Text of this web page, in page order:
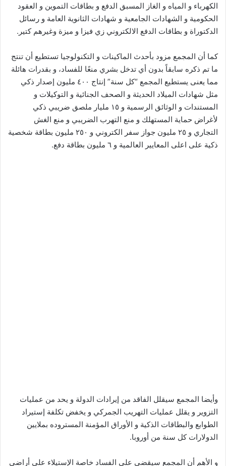
الكهرباء و المياه و الغاز المسبق الدفع و بطاقات التموين و العقود
الحكومية و الشهادات الجامعية و شهادات الثانوية العامة و رسائل
الدكتوراة و بطاقات الدفع الالكتروني زي فيزا و ميزة وغيرهم كتير.
كما أن المجمع مزود بأحدث الماكينات و التكنولوجيا تستطيع أن تنتج
ما تم ذكره سابقاً بدون أي تدخل بشري منعًا للفساد، و بقدرات هائلة
مما يعنى يستطيع المجمع “كل سنة” إنتاج ٤٠٠ مليون إصدار ذكي
مثل شهادات الميلاد الحديثة و الصحف الجنائية و التوكيلات و
المستندات و الوثائق الرسمية و ١٥ مليار ملصق ضريبي ذكي
لأغراض حماية المستهلك و منع التهرب الضريبي و منع الغش
التجاري و ٢٥ مليون جواز سفر الكتروني و ٢٥٠ مليون بطاقة شخصية
ذكية على اعلى المعايير العالمية و ٦ مليون بطاقة دفع.
وأيضا المجمع سيقلل الفاقد من إيرادات الدولة و يحد من عمليات
التزوير و يقلل عمليات التهريب الجمركي و يخفض تكلفة إستيراد
الطوابع والبطاقات الذكية و الأوراق المؤمنة المستروده بملايين
الدولارات كل سنة من أوروبا.
و الأهم أن المجمع سيقضي على الفساد خاصة الإستيلاء على أراضي